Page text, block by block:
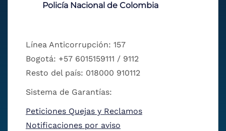
Policía Nacional de Colombia
Línea Anticorrupción: 157
Bogotá: +57 6015159111 / 9112
Resto del país: 018000 910112
Sistema de Garantías:
Peticiones Quejas y Reclamos
Notificaciones por aviso